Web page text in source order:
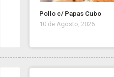
Pollo c/ Papas Cubo
10 de Agosto, 2026